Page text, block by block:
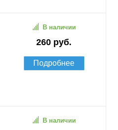
260 руб.
В наличии
Подробнее
В наличии